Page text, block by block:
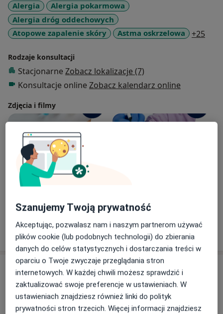
Alergia
Alergia pokarmowa
Alergia dróg oddechowych
Atopowe zapalenie skóry
Astma oskrzelowa +25
Rodzaje konsultacji
Stacjonarne Zobacz lokalizacje (7)
Konsultacje online Zobacz kalendarz online
Zdjęcia i filmy
Pokaż więcejo doświadczeniu
Usługi i ceny
Konsultacja alergologiczna
Od 250 zł Szczegóły Umów wizytę
Szanujemy Twoją prywatność
Akceptując, pozwalasz nam i naszym partnerom używać
plików cookie (lub podobnych technologii) do zbierania
danych do celów statystycznych i dostarczania treści w
oparciu o Twoje zwyczaje przeglądania stron
internetowych. W każdej chwili możesz sprawdzić i
zaktualizować swoje preferencje w ustawieniach. W
ustawieniach znajdziesz również linki do polityk
prywatności stron trzecich. Więcej informacji znajdziesz